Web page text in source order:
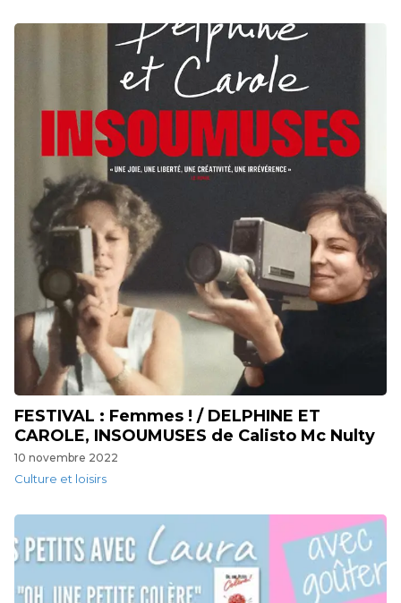
FESTIVAL : Femmes ! / DELPHINE ET
CAROLE, INSOUMUSES de Calisto Mc Nulty
10 novembre 2022
Culture et loisirs